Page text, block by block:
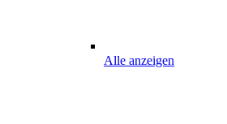
Alle anzeigen